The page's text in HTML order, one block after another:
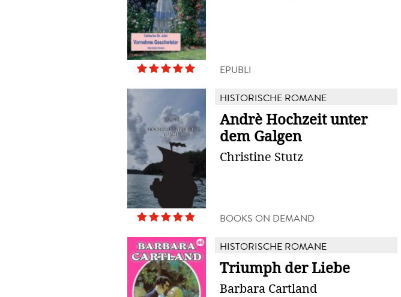
EPUBLI
HISTORISCHE ROMANE
Andrè Hochzeit unter
dem Galgen
Christine Stutz
BOOKS ON DEMAND
HISTORISCHE ROMANE
Triumph der Liebe
Barbara Cartland